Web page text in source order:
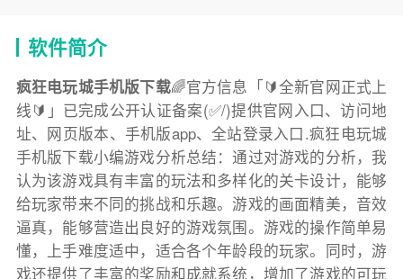
软件简介
疯狂电玩城手机版下载🌈官方信息「🔰全新官网正式上
线🔰」已完成公开认证备案(✅/)提供官网入口、访问地
址、网页版本、手机版app、全站登录入口.疯狂电玩城
手机版下载小编游戏分析总结：通过对游戏的分析，我
认为该游戏具有丰富的玩法和多样化的关卡设计，能够
给玩家带来不同的挑战和乐趣。游戏的画面精美，音效
逼真，能够营造出良好的游戏氛围。游戏的操作简单易
懂，上手难度适中，适合各个年龄段的玩家。同时，游
戏还提供了丰富的奖励和成就系统，增加了游戏的可玩